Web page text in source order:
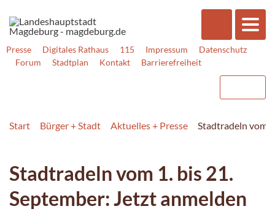
Presse Digitales Rathaus 115 Impressum
Datenschutz
Forum
Stadtplan Kontakt Barrierefreiheit
Start Bürger + Stadt Aktuelles + Presse Stadtradeln vom
Stadtradeln vom 1. bis 21.
September: Jetzt anmelden